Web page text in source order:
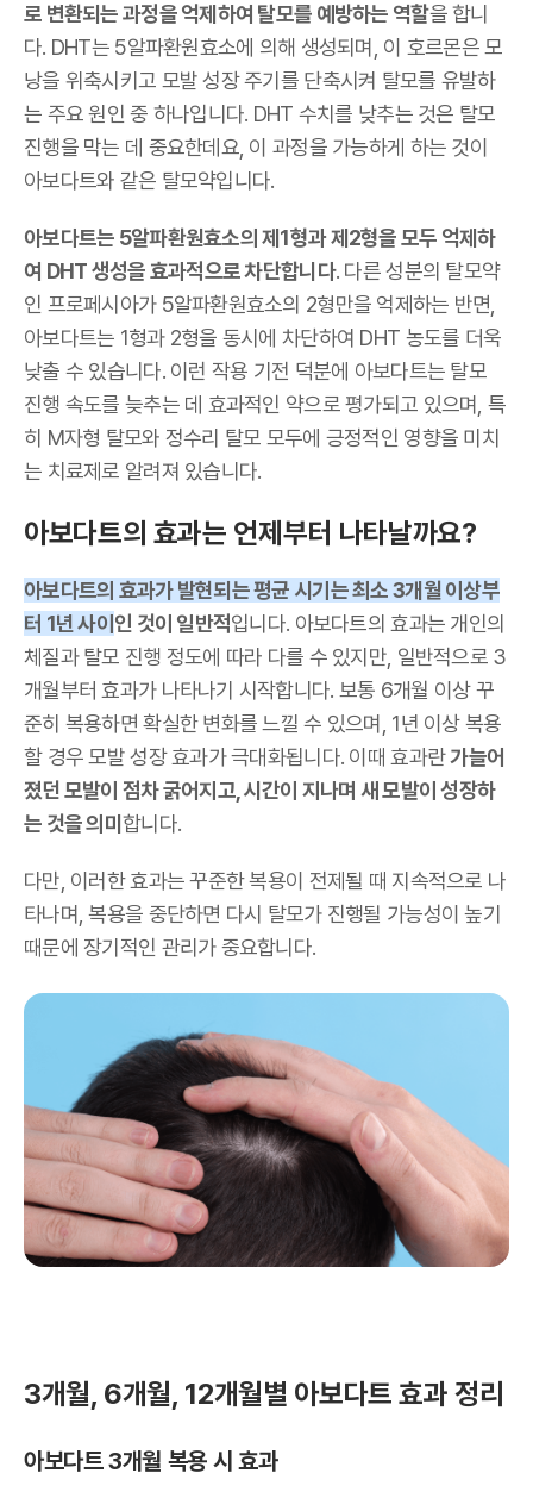
로 변환되는 과정을 억제하여 탈모를 예방하는 역할을 합니
다. DHT는 5알파환원효소에 의해 생성되며, 이 호르몬은 모
낭을 위축시키고 모발 성장 주기를 단축시켜 탈모를 유발하
는 주요 원인 중 하나입니다. DHT 수치를 낮추는 것은 탈모
진행을 막는 데 중요한데요, 이 과정을 가능하게 하는 것이
아보다트와 같은 탈모약입니다.
아보다트는 5알파환원효소의 제1형과 제2형을 모두 억제하
여 DHT 생성을 효과적으로 차단합니다. 다른 성분의 탈모약
인 프로페시아가 5알파환원효소의 2형만을 억제하는 반면,
아보다트는 1형과 2형을 동시에 차단하여 DHT 농도를 더욱
낮출 수 있습니다. 이런 작용 기전 덕분에 아보다트는 탈모
진행 속도를 늦추는 데 효과적인 약으로 평가되고 있으며, 특
히 M자형 탈모와 정수리 탈모 모두에 긍정적인 영향을 미치
는 치료제로 알려져 있습니다.
아보다트의 효과는 언제부터 나타날까요?
아보다트의 효과가 발현되는 평균 시기는 최소 3개월 이상부
터 1년 사이 인 것이 일반적입니다. 아보다트의 효과는 개인의
체질과 탈모 진행 정도에 따라 다를 수 있지만, 일반적으로 3
개월부터 효과가 나타나기 시작합니다. 보통 6개월 이상 꾸
준히 복용하면 확실한 변화를 느낄 수 있으며, 1년 이상 복용
할 경우 모발 성장 효과가 극대화됩니다. 이때 효과란가늘어
졌던 모발이 점차 굵어지고, 시간이 지나며 새 모발이 성장하
는 것을 의미 합니다.
다만, 이러한 효과는 꾸준한 복용이 전제될 때 지속적으로 나
타나며, 복용을 중단하면 다시 탈모가 진행될 가능성이 높기
때문에 장기적인 관리가 중요합니다.
3개월, 6개월, 12개월별 아보다트 효과 정리
아보다트 3개월 복용 시 효과